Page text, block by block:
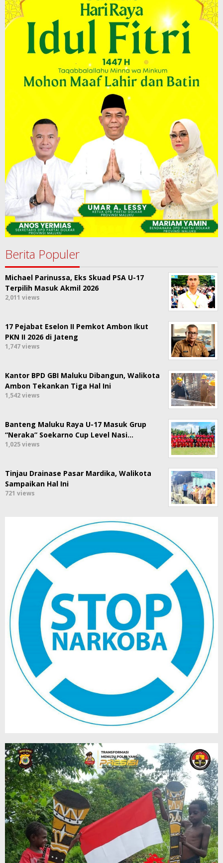
Berita Populer
Michael Parinussa, Eks Skuad PSA U-17
Terpilih Masuk Akmil 2026
2,011 views
17 Pejabat Eselon II Pemkot Ambon Ikut
PKN II 2026 di Jateng
1,747 views
Kantor BPD GBI Maluku Dibangun, Walikota
Ambon Tekankan Tiga Hal Ini
1,542 views
Banteng Maluku Raya U-17 Masuk Grup
“Neraka” Soekarno Cup Level Nasi…
1,025 views
Tinjau Drainase Pasar Mardika, Walikota
Sampaikan Hal Ini
721 views